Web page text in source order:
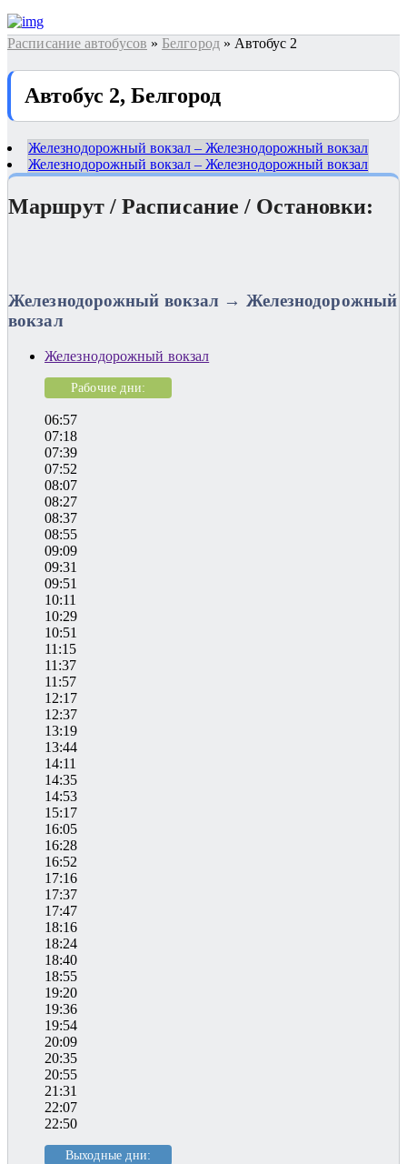
Расписание автобусов » Белгород » Автобус 2
Автобус 2, Белгород
Железнодорожный вокзал – Железнодорожный вокзал
Железнодорожный вокзал – Железнодорожный вокзал
Маршрут / Расписание / Остановки:
Железнодорожный вокзал → Железнодорожный
вокзал
Железнодорожный вокзал
Рабочие дни:
06:57
07:18
07:39
07:52
08:07
08:27
08:37
08:55
09:09
09:31
09:51
10:11
10:29
10:51
11:15
11:37
11:57
12:17
12:37
13:19
13:44
14:11
14:35
14:53
15:17
16:05
16:28
16:52
17:16
17:37
17:47
18:16
18:24
18:40
18:55
19:20
19:36
19:54
20:09
20:35
20:55
21:31
22:07
22:50
Выходные дни: